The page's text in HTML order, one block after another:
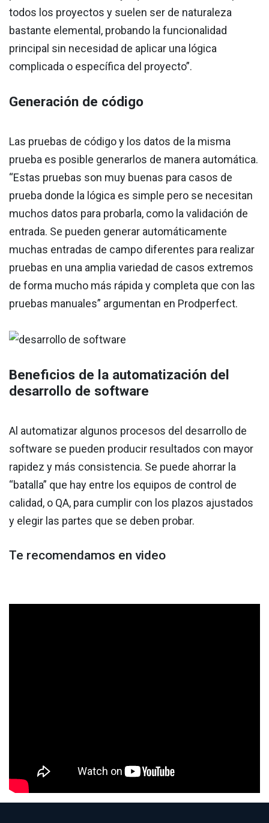
todos los proyectos y suelen ser de naturaleza
bastante elemental, probando la funcionalidad
principal sin necesidad de aplicar una lógica
complicada o específica del proyecto”.
Generación de código
Las pruebas de código y los datos de la misma
prueba es posible generarlos de manera automática.
“Estas pruebas son muy buenas para casos de
prueba donde la lógica es simple pero se necesitan
muchos datos para probarla, como la validación de
entrada. Se pueden generar automáticamente
muchas entradas de campo diferentes para realizar
pruebas en una amplia variedad de casos extremos
de forma mucho más rápida y completa que con las
pruebas manuales” argumentan en Prodperfect.
Beneficios de la automatización del
desarrollo de software
Al automatizar algunos procesos del desarrollo de
software se pueden producir resultados con mayor
rapidez y más consistencia. Se puede ahorrar la
“batalla” que hay entre los equipos de control de
calidad, o QA, para cumplir con los plazos ajustados
y elegir las partes que se deben probar.
Te recomendamos en video